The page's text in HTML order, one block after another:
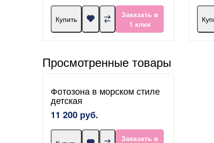
Купить
Заказать в
1 клик
Просмотренные товары
Фотозона в морском стиле
детская
11 200 руб.
Заказать в